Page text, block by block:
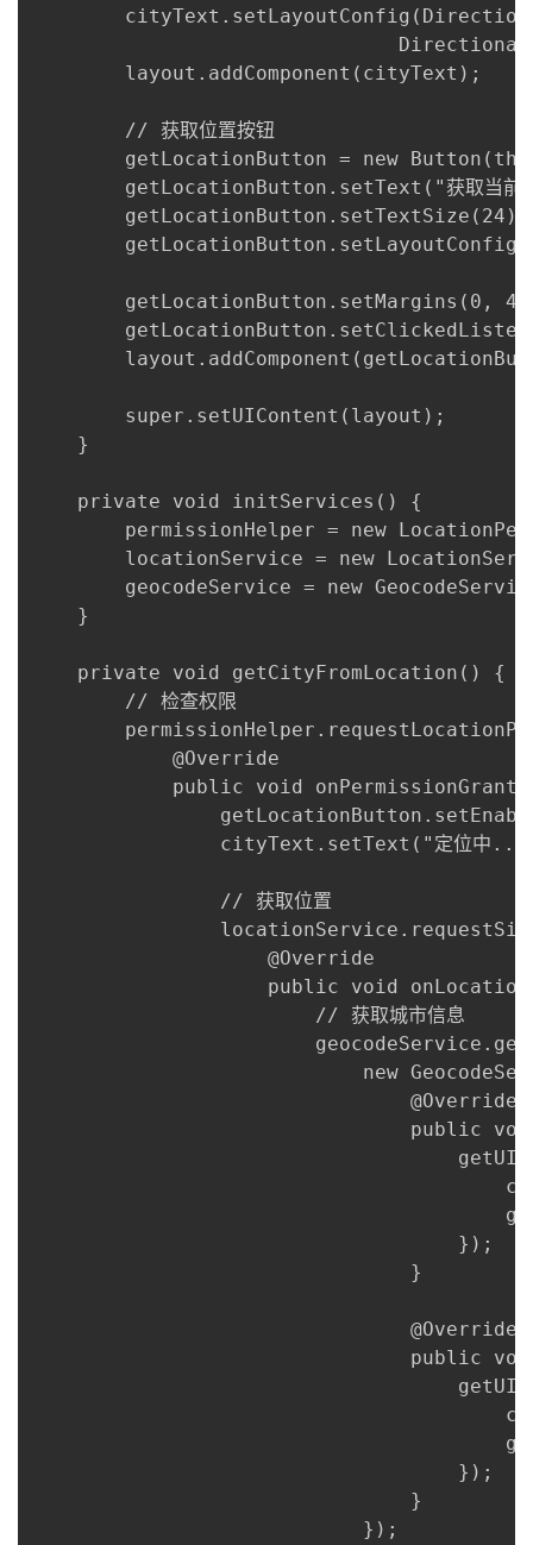
        layout.addComponent(cityText);
        // 获取位置按钮
getLocationButton = new
getLocationButton.setText("获取当前
        getLocationButton.setTextSize(24);
getLocationButton.setMargins(0,
        super.setUIContent(layout);
    }
    private void initServices() {
permissionHelper = new
locationService = new
geocodeService = new
    }
    private void getCityFromLocation() {
        // 检查权限
            @Override
public void
cityText.setText("定位中
                // 获取位置
                    @Override
public void
                        // 获取城市信息
new
                                @Override
public
                                    });
                                }
                                @Override
public
                                    });
                                }
                            });